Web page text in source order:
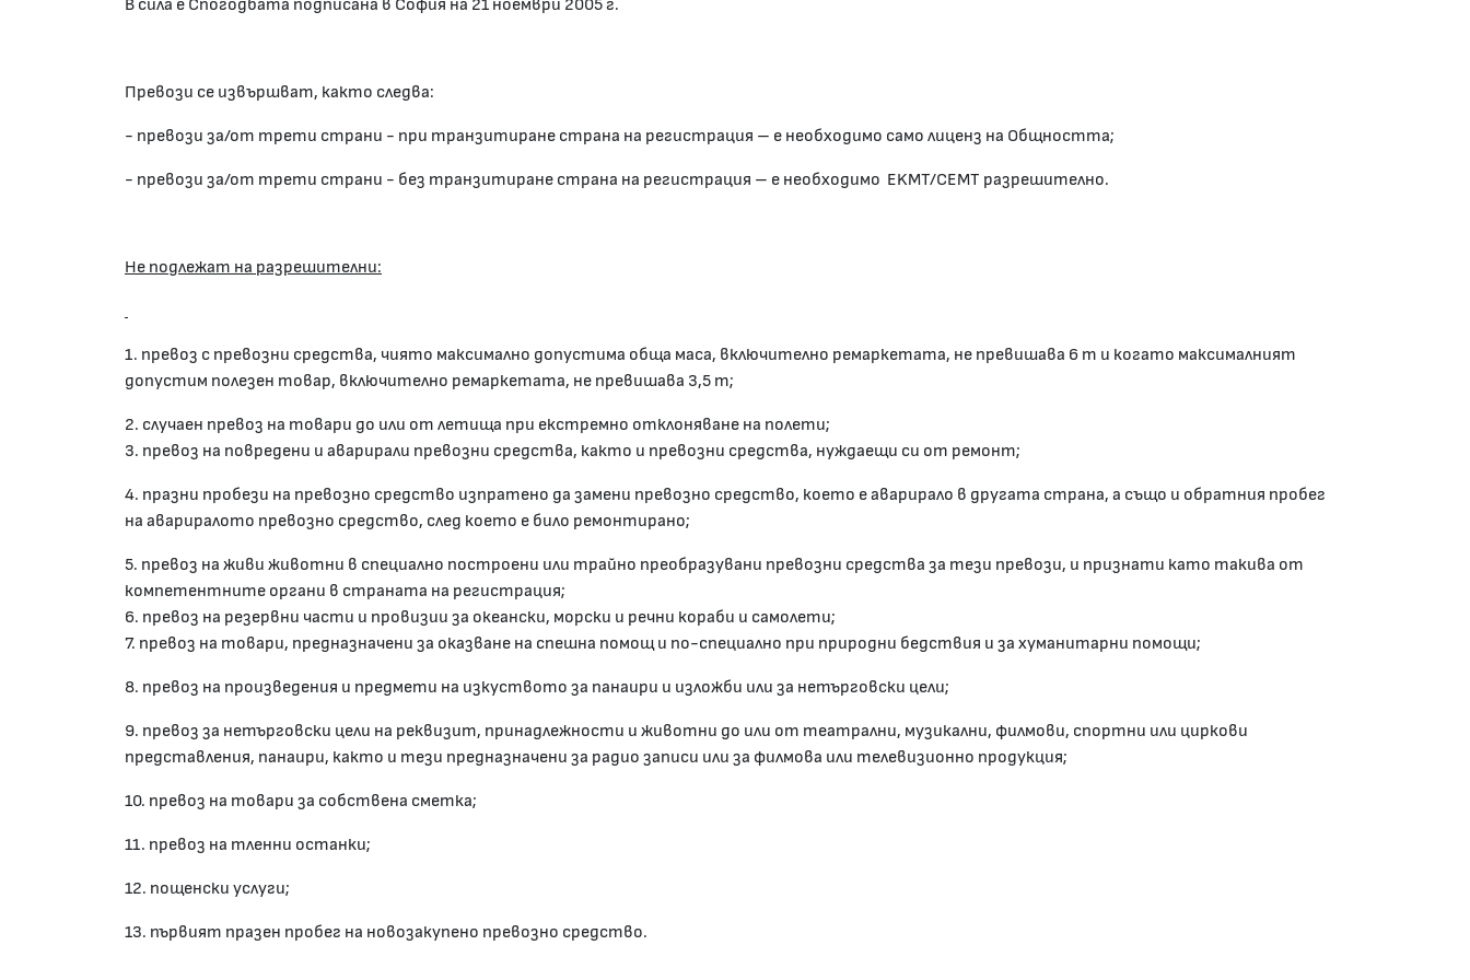
В сила е Спогодбата подписана в София на 21 ноември 2005 г.
Превози се извършват, както следва:
- превози за/от трети страни - при транзитиране страна на регистрация – е необходимо само лиценз на Общността;
- превози за/от трети страни - без транзитиране страна на регистрация – е необходимо EKMT/СЕМТ разрешително.
Hе подлежат на разрешителни:
1. превоз с превозни средства, чиято максимално допустима обща маса, включително ремаркетата, не превишава 6 т и когато максималният
допустим полезен товар, включително ремаркетата, не превишава 3,5 т;
2. случаен превоз на товари до или от летища при екстремно отклоняване на полети;
3. превоз на повредени и аварирали превозни средства, както и превозни средства, нуждаещи си от ремонт;
4. празни пробези на превозно средство изпратено да замени превозно средство, което е аварирало в другата страна, а също и обратния пробег
на авариралото превозно средство, след което е било ремонтирано;
5. превоз на живи животни в специално построени или трайно преобразувани превозни средства за тези превози, и признати като такива от
компетентните органи в страната на регистрация;
6. превоз на резервни части и провизии за океански, морски и речни кораби и самолети;
7. превоз на товари, предназначени за оказване на спешна помощ и по-специално при природни бедствия и за хуманитарни помощи;
8. превоз на произведения и предмети на изкуството за панаири и изложби или за нетърговски цели;
9. превоз за нетърговски цели на реквизит, принадлежности и животни до или от театрални, музикални, филмови, спортни или циркови
представления, панаири, както и тези предназначени за радио записи или за филмова или телевизионно продукция;
10. превоз на товари за собствена сметка;
11. превоз на тленни останки;
12. пощенски услуги;
13. първият празен пробег на новозакупено превозно средство.